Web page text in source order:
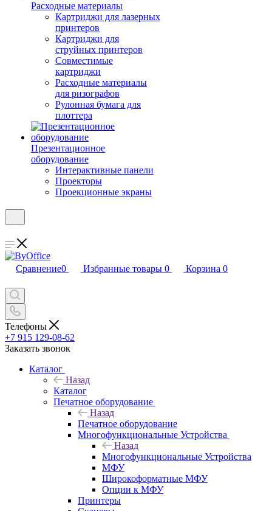
Расходные материалы
Картриджи для лазерных
принтеров
Картриджи для
струйных принтеров
Совместимые
картриджи
Расходные материалы
для ризографов
Рулонная бумага для
плоттера
Презентационное
оборудование
Интерактивные панели
Проекторы
Проекционные экраны
Сравнение0 Избранные товары 0 Корзина 0
Телефоны
+7 915 129-08-62
Заказать звонок
Каталог
Назад
Каталог
Печатное оборудование
Назад
Печатное оборудование
Многофункциональные Устройства
Назад
Многофункциональные Устройства
МФУ
Широкоформатные МФУ
Опции к МФУ
Принтеры